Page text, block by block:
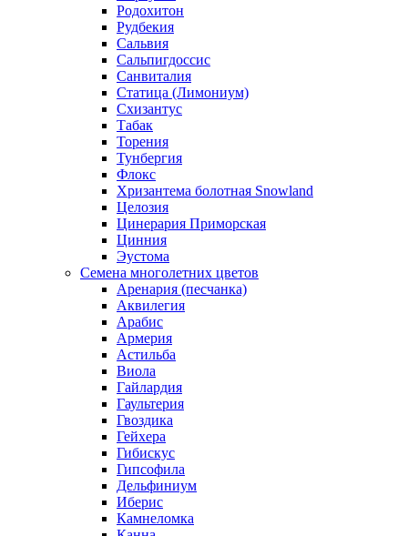
Родохитон
Рудбекия
Сальвия
Сальпигдоссис
Санвиталия
Статица (Лимониум)
Схизантус
Табак
Торения
Тунбергия
Флокс
Хризантема болотная Snowland
Целозия
Цинерария Приморская
Цинния
Эустома
Семена многолетних цветов
Аренария (песчанка)
Аквилегия
Арабис
Армерия
Астильба
Виола
Гайлардия
Гаультерия
Гвоздика
Гейхера
Гибискус
Гипсофила
Дельфиниум
Иберис
Камнеломка